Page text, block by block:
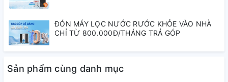
- Dễ dàng thay thế tại nhà, tái tạo nước tinh khiết với lượng
khoáng chất cao nhất
2. Máy lọc nước Karofi ERO100 Bổ sung khoáng chất tốt qua
hệ 6 lõi chức năng
ĐÓN MÁY LỌC NƯỚC RƯỚC KHỎE VÀO NHÀ
CHỈ TỪ 800.000Đ/THÁNG TRẢ GÓP
Sản phẩm cùng danh mục